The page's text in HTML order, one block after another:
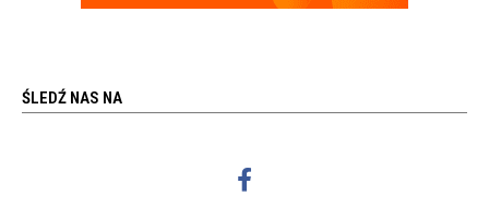
ŚLEDŹ NAS NA